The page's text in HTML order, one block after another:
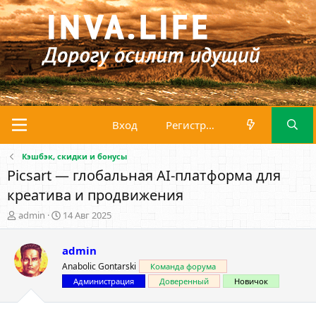
Вход Регистрация
Кэшбэк, скидки и бонусы
Picsart — глобальная AI-платформа для
креатива и продвижения
А
в
о
р
т
м
admin
Д
а
а
н
а
ч
а
14 Авг 2025
admin
Anabolic Gontarski
Команда форума
Администрация
Доверенный Новичок